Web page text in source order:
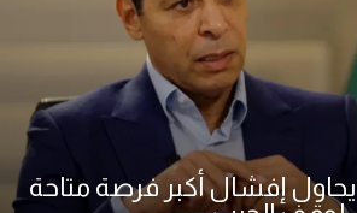
يحاول إفشال أكبر فرصة متاحة